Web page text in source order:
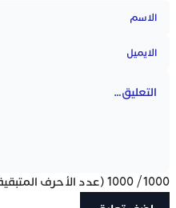
1000
/
1000 (عدد الأحرف